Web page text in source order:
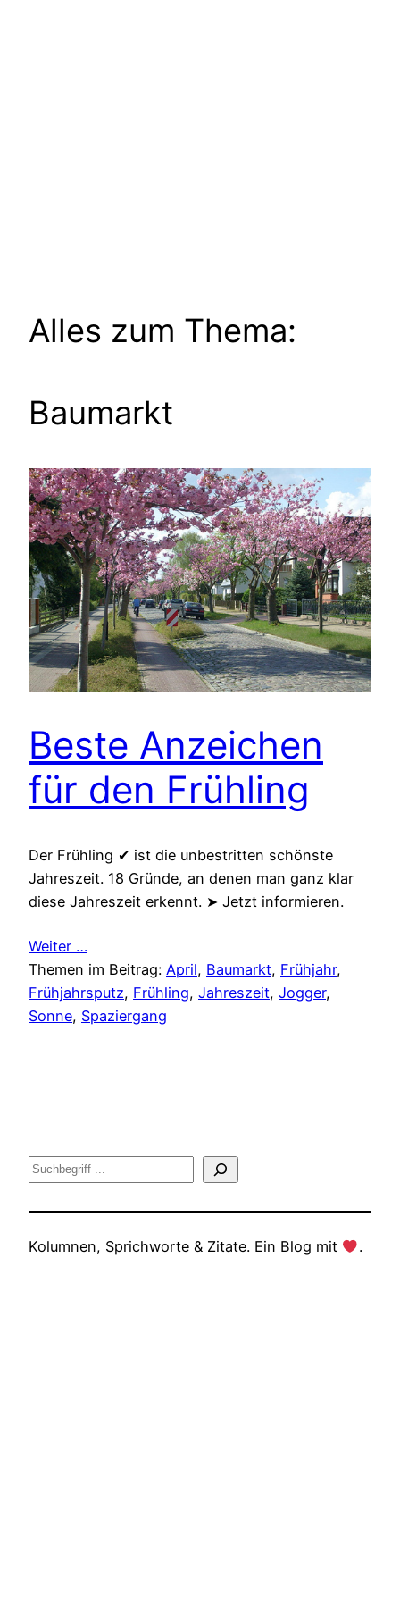
Alles zum Thema:
Baumarkt
Beste Anzeichen
für den Frühling
Der Frühling ✔ ist die unbestritten schönste
Jahreszeit. 18 Gründe, an denen man ganz klar
diese Jahreszeit erkennt. ➤ Jetzt informieren.
Weiter …
Themen im Beitrag: April, Baumarkt, Frühjahr
Frühjahrsputz, Frühling, Jahreszeit, Jogger
Sonne, Spaziergang
Suche
Kolumnen, Sprichworte & Zitate. Ein Blog mit .